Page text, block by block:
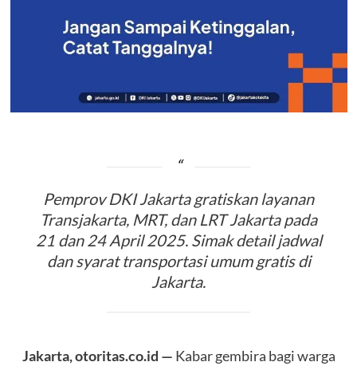
Pemprov DKI Jakarta gratiskan layanan
Transjakarta, MRT, dan LRT Jakarta pada
21 dan 24 April 2025. Simak detail jadwal
dan syarat transportasi umum gratis di
Jakarta.
Jakarta, otoritas.co.id — Kabar gembira bagi warga